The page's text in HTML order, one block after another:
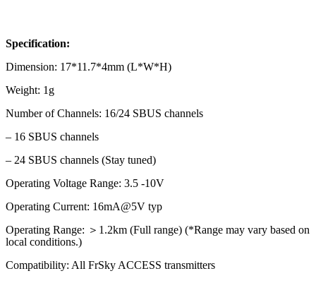
Specification:
Dimension: 17*11.7*4mm (L*W*H)
Weight: 1g
Number of Channels: 16/24 SBUS channels
– 16 SBUS channels
– 24 SBUS channels (Stay tuned)
Operating Voltage Range: 3.5 -10V
Operating Current: 16mA@5V typ
Operating Range: ＞1.2km (Full range) (*Range may vary based on
local conditions.)
Compatibility: All FrSky ACCESS transmitters